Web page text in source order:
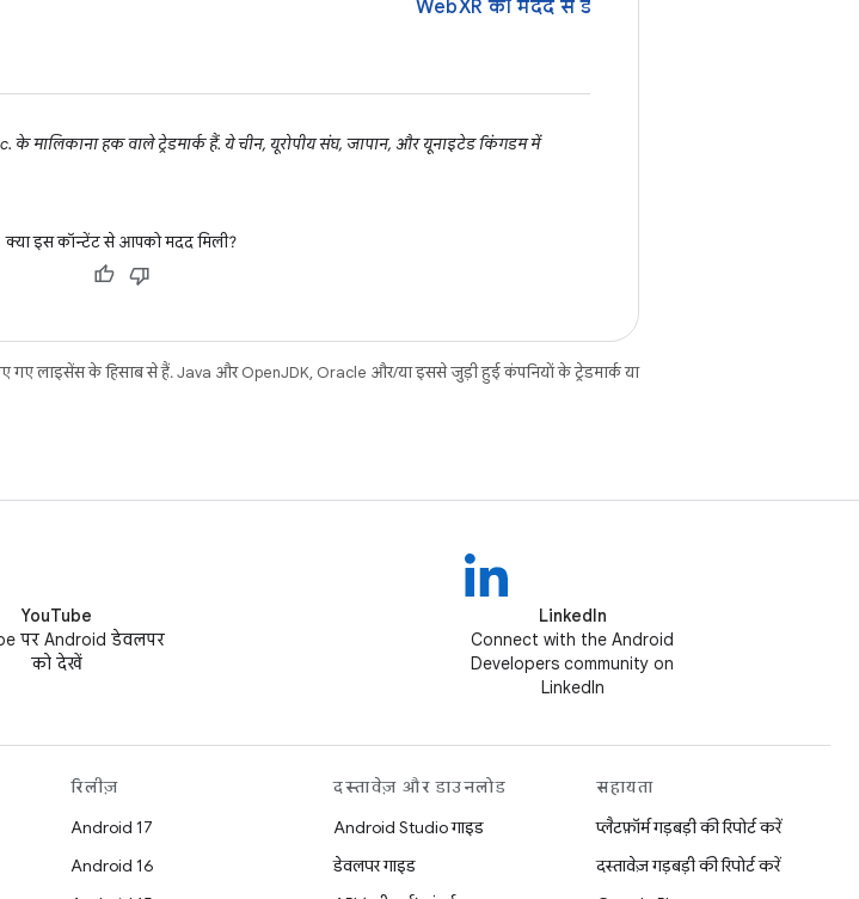
WebXR की मदद से डेवलप करना
के मालिकाना हक वाले ट्रेडमार्क हैं. ये चीन, यूरोपीय संघ, जापान, और यूनाइटेड किंगडम में
क्या इस कॉन्टेंट से आपको मदद मिली?
गए लाइसेंस के हिसाब से हैं. Java और OpenJDK, Oracle और/या इससे जुड़ी हुई कंपनियों के ट्रेडमार्क या
YouTube
पर Android डेवलपर
को देखें
LinkedIn
Connect with the Android
Developers community on
LinkedIn
रिलीज़
Android 17
Android 16
दस्तावेज़ और डाउनलोड
Android Studio गाइड
डेवलपर गाइड
सहायता
प्लैटफ़ॉर्म गड़बड़ी की रिपोर्ट करें
दस्तावेज़ गड़बड़ी की रिपोर्ट करें